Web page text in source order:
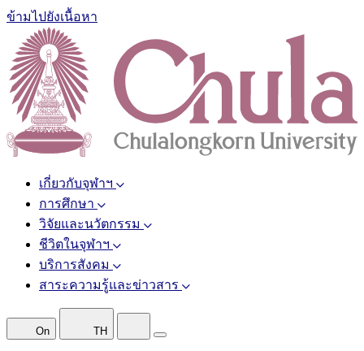
ข้ามไปยังเนื้อหา
เกี่ยวกับจุฬาฯ
การศึกษา
วิจัยและนวัตกรรม
ชีวิตในจุฬาฯ
บริการสังคม
สาระความรู้และข่าวสาร
On TH